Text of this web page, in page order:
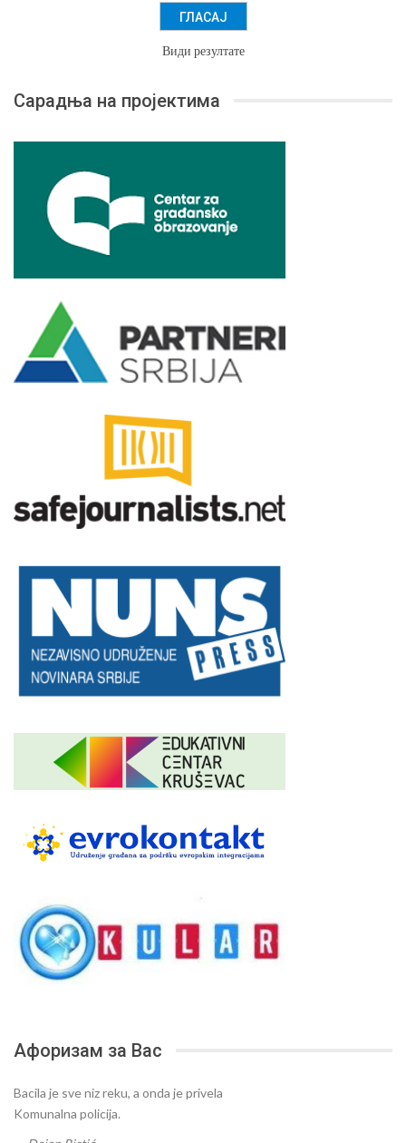
Види резултате
Сарадња на пројектима
Афоризам за Вас
Bacila je sve niz reku, a onda je privela
Komunalna policija.